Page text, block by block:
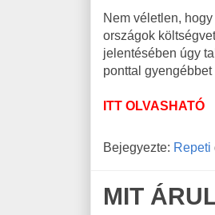
Nem véletlen,
országok
jelentésében úgy
ponttal
ITT OLVASHATÓ
Bejegyezte: Repeti
MIT